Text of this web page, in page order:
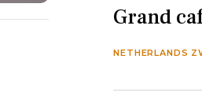
Grand
NETHERLANDS